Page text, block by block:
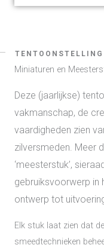
TENTOONSTELLING
Miniaturen en
Deze (jaarlijkse)
vakmanschap, de
vaardigheden zien
zilversmeden. Meer
‘meesterstuk’,
gebruiksvoorwerp in
ontwerp tot
Elk stuk laat zien dat
smeedtechnieken